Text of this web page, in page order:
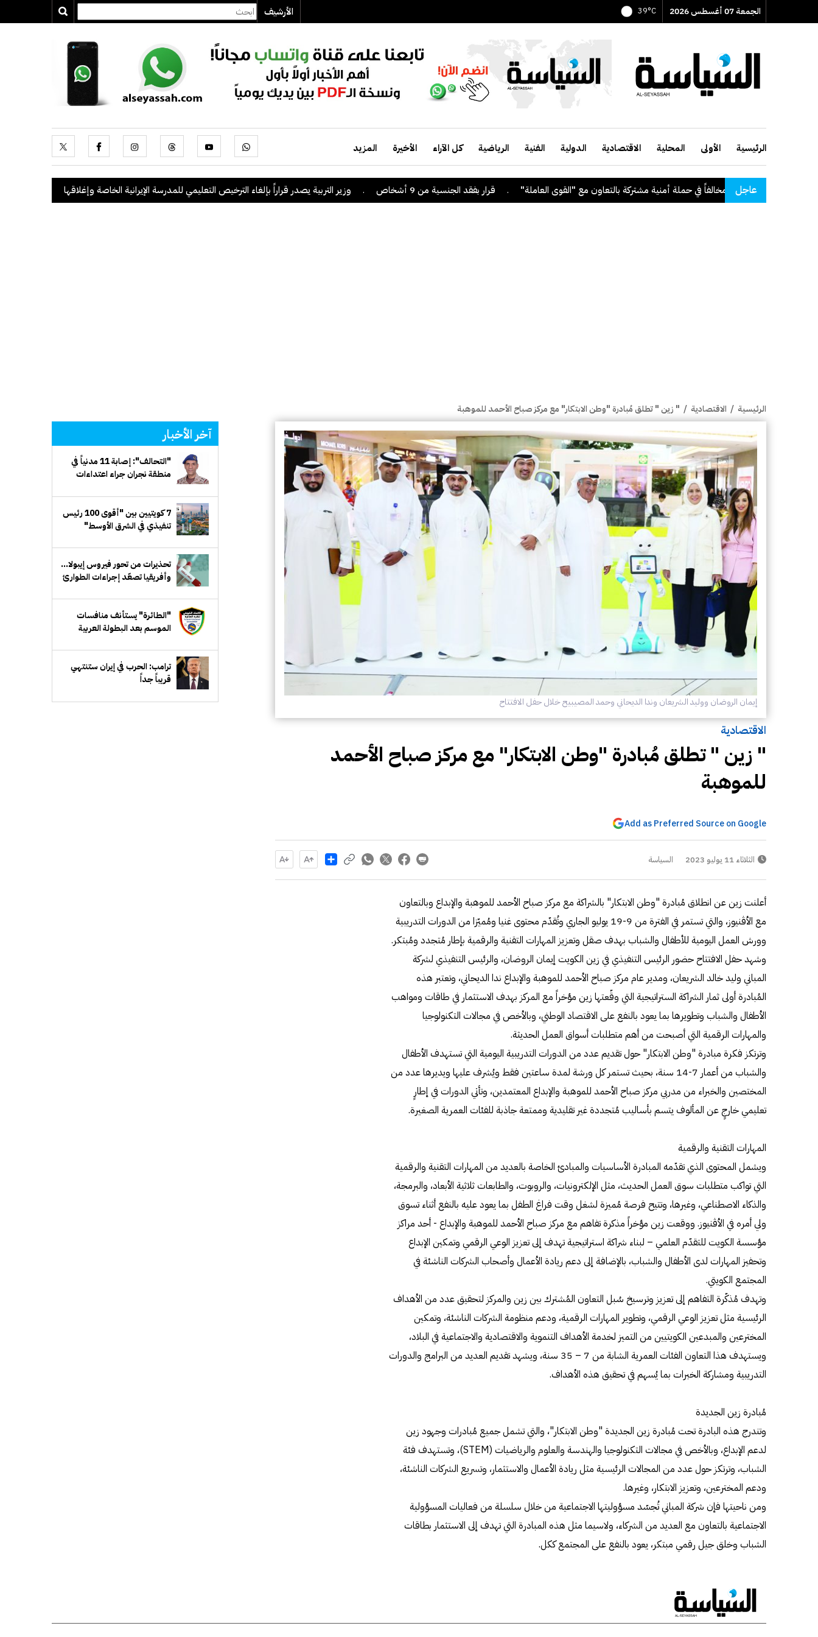
الجمعة 07 أغسطس 2026 39°C الأرشيف
الرئيسية الأولى المحلية الاقتصادية الدولية الفنية الرياضية كل الآراء الأخيرة المزيد
عاجل . قرار بفقد الجنسية من 9 أشخاص وزير التربية يصدر قراراً بإلغاء الترخيص التعليمي للمدرسة الإيرانية الخاصة وإغلاقها "الداخلية": ضبط 56 مخالفاً في حملة أمنية مشتركة بالتعاون مع "القوى العاملة"
الرئيسية / الاقتصادية / " زين " تطلق مُبادرة "وطن الابتكار" مع مركز صباح الأحمد للموهبة
إيمان الروضان ووليد الشريعان وندا الديحاني وحمد المصيبيح خلال حفل الافتتاح
الاقتصادية
" زين " تطلق مُبادرة "وطن الابتكار" مع مركز صباح الأحمد
للموهبة
Add as Preferred Source on Google
الثلاثاء 11 يوليو 2023 السياسة Share
أعلنت زين عن انطلاق مُبادرة "وطن الابتكار" بالشراكة مع مركز صباح الأحمد للموهبة والإبداع وبالتعاون
مع الأڤنيوز، والتي تستمر في الفترة من 9-19 يوليو الجاري وتُقدّم محتوى غنيا ومُميّزا من الدورات التدريبية
وورش العمل اليومية للأطفال والشباب بهدف صقل وتعزيز المهارات التقنية والرقمية بإطار مُتجدد ومُبتكر.
وشهد حفل الافتتاح حضور الرئيس التنفيذي في زين الكويت إيمان الروضان، والرئيس التنفيذي لشركة
المباني وليد خالد الشريعان، ومدير عام مركز صباح الأحمد للموهبة والإبداع ندا الديحاني، وتعتبر هذه
المُبادرة أولى ثمار الشراكة الستراتيجية التي وقّعتها زين مؤخراً مع المركز بهدف الاستثمار في طاقات ومواهب
الأطفال والشباب وتطويرها بما يعود بالنفع على الاقتصاد الوطني، وبالأخص في مجالات التكنولوجيا
والمهارات الرقمية التي أصبحت من أهم متطلبات أسواق العمل الحديثة.
وترتكز فكرة مبادرة "وطن الابتكار" حول تقديم عدد من الدورات التدريبية اليومية التي تستهدف الأطفال
والشباب من أعمار 7-14 سنة، بحيث تستمر كل ورشة لمدة ساعتين فقط ويُشرف عليها ويديرها عدد من
المختصين والخبراء من مدربي مركز صباح الأحمد للموهبة والإبداع المعتمدين، وتأتي الدورات في إطارٍ
تعليمي خارجٍ عن المألوف يتسم بأساليب مُتجددة غير تقليدية وممتعة جاذبة للفئات العمرية الصغيرة.
المهارات التقنية والرقمية
ويشمل المحتوى الذي تقدّمه المبادرة الأساسيات والمبادئ الخاصة بالعديد من المهارات التقنية والرقمية
التي تواكب متطلبات سوق العمل الحديث، مثل الإلكترونيات، والروبوت، والطابعات ثلاثية الأبعاد، والبرمجة،
والذكاء الاصطناعي، وغيرها، وتتيح فرصة مُميزة لشغل وقت فراغ الطفل بما يعود عليه بالنفع أثناء تسوق
ولي أمره في الأڤنيوز. ووقعت زين مؤخراً مذكرة تفاهم مع مركز صباح الأحمد للموهبة والإبداع - أحد مراكز
مؤسسة الكويت للتقدّم العلمي – لبناء شراكة استراتيجية تهدف إلى تعزيز الوعي الرقمي وتمكين الإبداع
وتحفيز المهارات لدى الأطفال والشباب، بالإضافة إلى دعم ريادة الأعمال وأصحاب الشركات الناشئة في
المجتمع الكويتي.
وتهدف مُذكّرة التفاهم إلى تعزيز وترسيخ سُبل التعاون المُشترك بين زين والمركز لتحقيق عدد من الأهداف
الرئيسية مثل تعزيز الوعي الرقمي، وتطوير المهارات الرقمية، ودعم منظومة الشركات الناشئة، وتمكين
المخترعين والمبدعين الكويتيين من التميز لخدمة الأهداف التنموية والاقتصادية والاجتماعية في البلاد،
ويستهدف هذا التعاون الفئات العمرية الشابة من 7 – 35 سنة، ويشهد تقديم العديد من البرامج والدورات
التدريبية ومشاركة الخبرات بما يُسهم في تحقيق هذه الأهداف.
مُبادرة زين الجديدة
وتندرج هذه البادرة تحت مُبادرة زين الجديدة "وطن الابتكار"، والتي تشمل جميع مُبادرات وجهود زين
لدعم الإبداع، وبالأخص في مجالات التكنولوجيا والهندسة والعلوم والرياضيات (STEM)، وتستهدف فئة
الشباب، وترتكز حول عدد من المجالات الرئيسية مثل ريادة الأعمال والاستثمار، وتسريع الشركات الناشئة،
ودعم المخترعين، وتعزيز الابتكار، وغيرها.
ومن ناحيتها فإن شركة المباني تُجسّد مسؤوليتها الاجتماعية من خلال سلسلة من فعاليات المسؤولية
الاجتماعية بالتعاون مع العديد من الشركاء، ولاسيما مثل هذه المبادرة التي تهدف إلى الاستثمار بطاقات
الشباب وخلق جيل رقمي مبتكر، يعود بالنفع على المجتمع ككل.
آخر الأخبار
"التحالف": إصابة 11 مدنياً في
منطقة نجران جراء اعتداءات
7 كويتيين بين "أقوى 100 رئيس
تنفيذي في الشرق الأوسط"
تحذيرات من تحور فيروس إيبولا...
وأفريقيا تصعّد إجراءات الطوارئ
"الطائرة" يستأنف منافسات
الموسم بعد البطولة العربية
ترامب: الحرب في إيران ستنتهي
قريباً جداً